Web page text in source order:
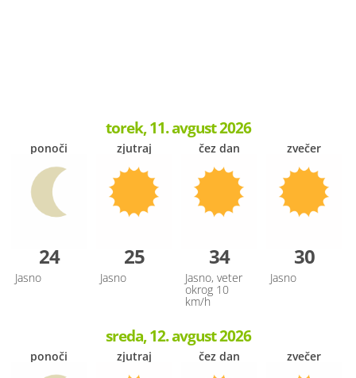
torek, 11. avgust 2026
ponoči
24
Jasno
zjutraj
25
Jasno
čez dan
34
Jasno, veter
okrog 10
km/h
zvečer
30
Jasno
sreda, 12. avgust 2026
ponoči zjutraj čez dan zvečer